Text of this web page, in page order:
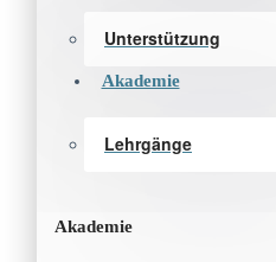
Unterstützung
Akademie
Lehrgänge
Akademie